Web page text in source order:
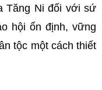
Tăng Ni đối với sứ
hội ổn định, vững
tộc một cách thiết